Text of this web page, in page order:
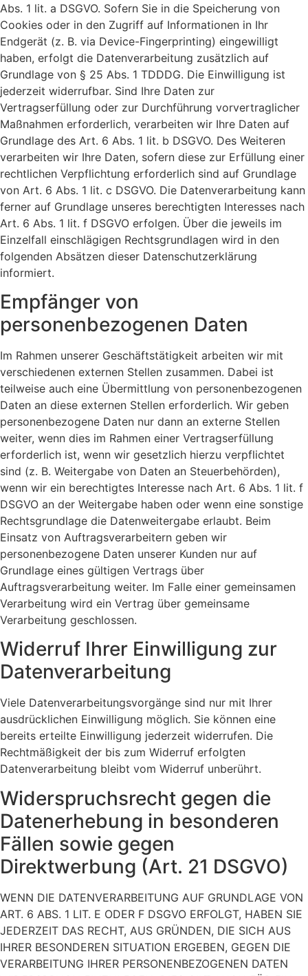
Abs. 1 lit. a DSGVO. Sofern Sie in die Speicherung von
Cookies oder in den Zugriff auf Informationen in Ihr
Endgerät (z. B. via Device-Fingerprinting) eingewilligt
haben, erfolgt die Datenverarbeitung zusätzlich auf
Grundlage von § 25 Abs. 1 TDDDG. Die Einwilligung ist
jederzeit widerrufbar. Sind Ihre Daten zur
Vertragserfüllung oder zur Durchführung vorvertraglicher
Maßnahmen erforderlich, verarbeiten wir Ihre Daten auf
Grundlage des Art. 6 Abs. 1 lit. b DSGVO. Des Weiteren
verarbeiten wir Ihre Daten, sofern diese zur Erfüllung einer
rechtlichen Verpflichtung erforderlich sind auf Grundlage
von Art. 6 Abs. 1 lit. c DSGVO. Die Datenverarbeitung kann
ferner auf Grundlage unseres berechtigten Interesses nach
Art. 6 Abs. 1 lit. f DSGVO erfolgen. Über die jeweils im
Einzelfall einschlägigen Rechtsgrundlagen wird in den
folgenden Absätzen dieser Datenschutzerklärung
informiert.
Empfänger von
personenbezogenen Daten
Im Rahmen unserer Geschäftstätigkeit arbeiten wir mit
verschiedenen externen Stellen zusammen. Dabei ist
teilweise auch eine Übermittlung von personenbezogenen
Daten an diese externen Stellen erforderlich. Wir geben
personenbezogene Daten nur dann an externe Stellen
weiter, wenn dies im Rahmen einer Vertragserfüllung
erforderlich ist, wenn wir gesetzlich hierzu verpflichtet
sind (z. B. Weitergabe von Daten an Steuerbehörden),
wenn wir ein berechtigtes Interesse nach Art. 6 Abs. 1 lit. f
DSGVO an der Weitergabe haben oder wenn eine sonstige
Rechtsgrundlage die Datenweitergabe erlaubt. Beim
Einsatz von Auftragsverarbeitern geben wir
personenbezogene Daten unserer Kunden nur auf
Grundlage eines gültigen Vertrags über
Auftragsverarbeitung weiter. Im Falle einer gemeinsamen
Verarbeitung wird ein Vertrag über gemeinsame
Verarbeitung geschlossen.
Widerruf Ihrer Einwilligung zur
Datenverarbeitung
Viele Datenverarbeitungsvorgänge sind nur mit Ihrer
ausdrücklichen Einwilligung möglich. Sie können eine
bereits erteilte Einwilligung jederzeit widerrufen. Die
Rechtmäßigkeit der bis zum Widerruf erfolgten
Datenverarbeitung bleibt vom Widerruf unberührt.
Widerspruchsrecht gegen die
Datenerhebung in besonderen
Fällen sowie gegen
Direktwerbung (Art. 21 DSGVO)
WENN DIE DATENVERARBEITUNG AUF GRUNDLAGE VON
ART. 6 ABS. 1 LIT. E ODER F DSGVO ERFOLGT, HABEN SIE
JEDERZEIT DAS RECHT, AUS GRÜNDEN, DIE SICH AUS
IHRER BESONDEREN SITUATION ERGEBEN, GEGEN DIE
VERARBEITUNG IHRER PERSONENBEZOGENEN DATEN